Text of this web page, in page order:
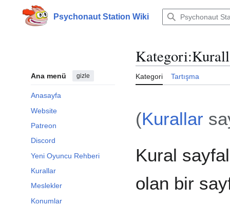
Psychonaut Station Wiki
Ana menü gizle
Anasayfa
Website
Patreon
Discord
Yeni Oyuncu Rehberi
Kurallar
Meslekler
Konumlar
Kategori:
Kategori Tartışma
(Kurallar
Kural
olan bir